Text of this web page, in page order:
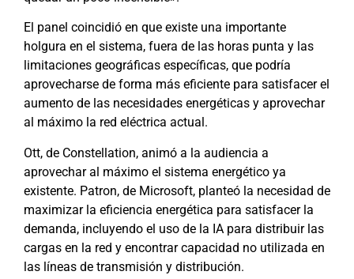
El panel coincidió en que existe una importante
holgura en el sistema, fuera de las horas punta y las
limitaciones geográficas específicas, que podría
aprovecharse de forma más eficiente para satisfacer el
aumento de las necesidades energéticas y aprovechar
al máximo la red eléctrica actual.
Ott, de Constellation, animó a la audiencia a
aprovechar al máximo el sistema energético ya
existente. Patron, de Microsoft, planteó la necesidad de
maximizar la eficiencia energética para satisfacer la
demanda, incluyendo el uso de la IA para distribuir las
cargas en la red y encontrar capacidad no utilizada en
las líneas de transmisión y distribución.